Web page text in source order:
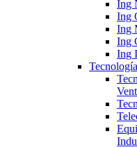
Ing
Ing
Ing
Ing
Ing